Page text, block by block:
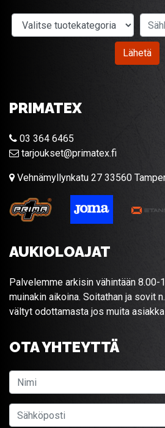
Valitse tuotekategoria
Lähetä
PRIMATEX
03 364 6465
tarjoukset@primatex.fi
Vehnämyllynkatu 27 33560
AUKIOLOAJAT
Palvelemme arkisin vähintään 8.00-
muinakin aikoina. Soitathan ja sovit
vältyt odottamasta jos muita
OTA YHTEYTTÄ